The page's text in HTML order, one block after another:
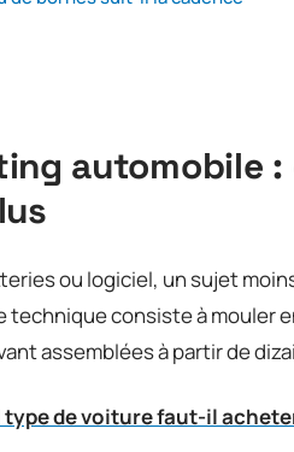
automobile
ou logiciel, un sujet
technique consiste à mouler
assemblées à partir de
type de voiture faut-il